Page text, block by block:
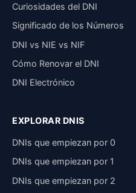
Curiosidades del DNI
Significado de los Números
DNI vs NIE vs NIF
Cómo Renovar el DNI
DNI Electrónico
EXPLORAR DNIS
DNIs que empiezan por 0
DNIs que empiezan por 1
DNIs que empiezan por 2